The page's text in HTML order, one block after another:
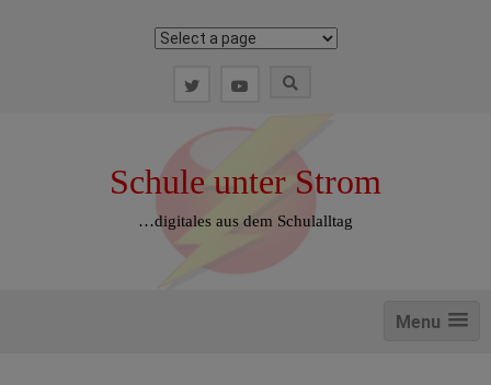
Schule unter Strom
…digitales aus dem Schulalltag
Menu